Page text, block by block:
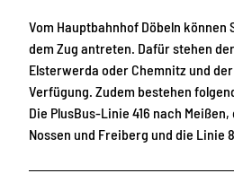
Vom Hauptbahnhof Döbeln
dem Zug antreten. Dafür stehen
Elsterwerda oder Chemnitz und
Verfügung. Zudem bestehen
Die PlusBus-Linie 416 nach
Nossen und Freiberg und die Linie